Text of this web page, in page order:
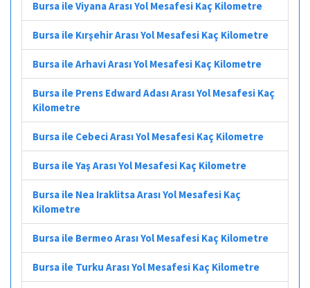
Bursa ile Viyana Arası Yol Mesafesi Kaç Kilometre
Bursa ile Kırşehir Arası Yol Mesafesi Kaç Kilometre
Bursa ile Arhavi Arası Yol Mesafesi Kaç Kilometre
Bursa ile Prens Edward Adası Arası Yol Mesafesi Kaç
Kilometre
Bursa ile Cebeci Arası Yol Mesafesi Kaç Kilometre
Bursa ile Yaş Arası Yol Mesafesi Kaç Kilometre
Bursa ile Nea Iraklitsa Arası Yol Mesafesi Kaç
Kilometre
Bursa ile Bermeo Arası Yol Mesafesi Kaç Kilometre
Bursa ile Turku Arası Yol Mesafesi Kaç Kilometre